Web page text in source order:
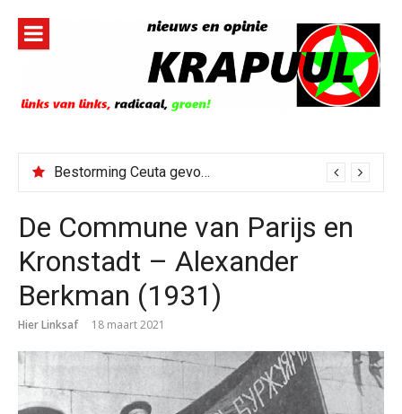
inhoud
Bestorming Ceuta gevolg van op sociale media verspreide hoax?
De Commune van Parijs en
Kronstadt – Alexander
Berkman (1931)
Hier Linksaf 18 maart 2021